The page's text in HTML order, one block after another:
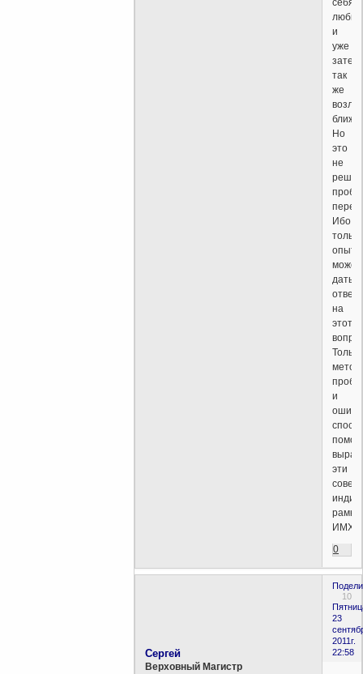
себя
и
уже
затем
так
же
Но
это
не
Ибо
только
опыт
может
дать
ответ
на
этот
Только
метод
проб
и
эти
рамки.
ИМХО.
0
10
23
2011г.
22:58
Сергей
Верховный Магистр